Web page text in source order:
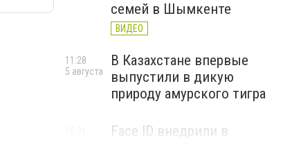
семей в Шымкенте
ВИДЕО
В Казахстане впервые
выпустили в дикую
природу амурского тигра
11:28
5 августа
Face ID внедрили в